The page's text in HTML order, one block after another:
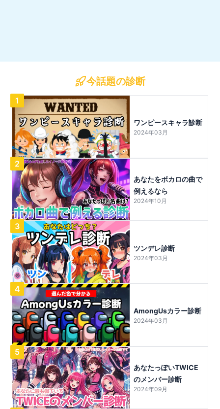
今話題の診断
1
ワンピースキャラ診断
2024年03月
2
あなたをボカロの曲で
例えるなら
2024年10月
3
ツンデレ診断
2024年03月
4
AmongUsカラー診断
2024年03月
5
あなたっぽいTWICE
のメンバー診断
2024年09月